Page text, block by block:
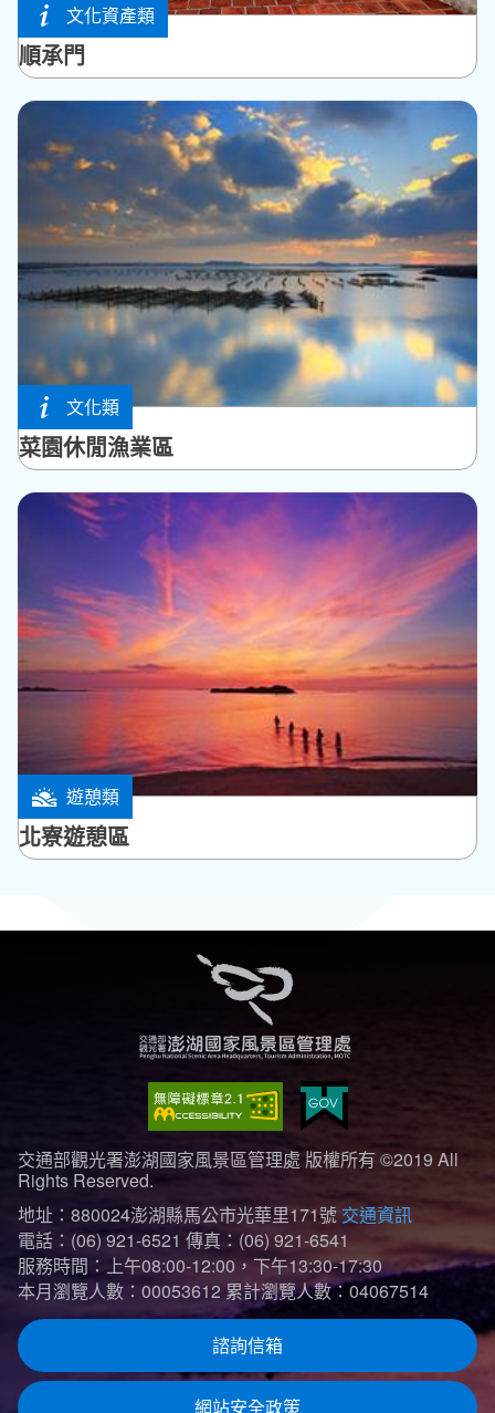
文化資產類
馬公市
順承門
文化類
馬公市
菜園休閒漁業區
遊憩類
湖西鄉
北寮遊憩區
交通部觀光署澎湖國家風景區管理處 版權所有 ©2019 All
Rights Reserved.
地址：880024澎湖縣馬公市光華里171號 交通資訊
電話：(06) 921-6521 傳真：(06) 921-6541
服務時間：上午08:00-12:00，下午13:30-17:30
本月瀏覽人數：00053612 累計瀏覽人數：04067514
諮詢信箱
網站安全政策